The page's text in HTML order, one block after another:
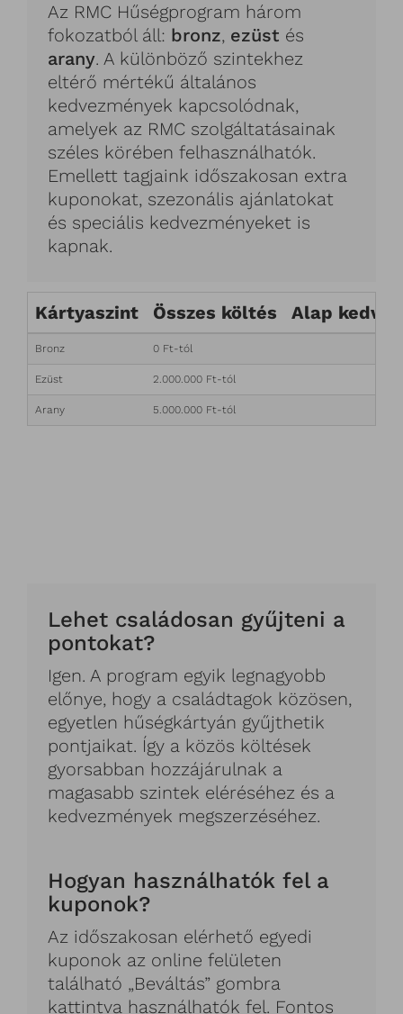
Az RMC Hűségprogram három
fokozatból áll: bronz, ezüst és
arany. A különböző szintekhez
eltérő mértékű általános
kedvezmények kapcsolódnak,
amelyek az RMC szolgáltatásainak
széles körében felhasználhatók.
Emellett tagjaink időszakosan extra
kuponokat, szezonális ajánlatokat
és speciális kedvezményeket is
kapnak.
Kártyaszint Összes költés Alap
Bronz 0 Ft-tól
Ezüst 2.000.000 Ft-tól
Arany 5.000.000 Ft-tól
Lehet családosan gyűjteni a
pontokat?
Igen. A program egyik legnagyobb
előnye, hogy a családtagok közösen,
egyetlen hűségkártyán gyűjthetik
pontjaikat. Így a közös költések
gyorsabban hozzájárulnak a
magasabb szintek eléréséhez és a
kedvezmények megszerzéséhez.
Hogyan használhatók fel a
kuponok?
Az időszakosan elérhető egyedi
kuponok az online felületen
található „Beváltás” gombra
kattintva használhatók fel. Fontos